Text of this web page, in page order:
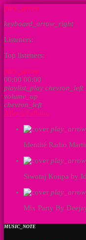
play_arrow
keyboard_arrow_right
Listeners:
Top listeners:
play_arrow
00:00 00:00
playlist_play chevron_left
volume_up
chevron_left
Aller à l'album
play_arrow
Identité Radio
play_arrow
Siwotaj Konpa by
play_arrow
Mix Party By
MUSIC_NOTE